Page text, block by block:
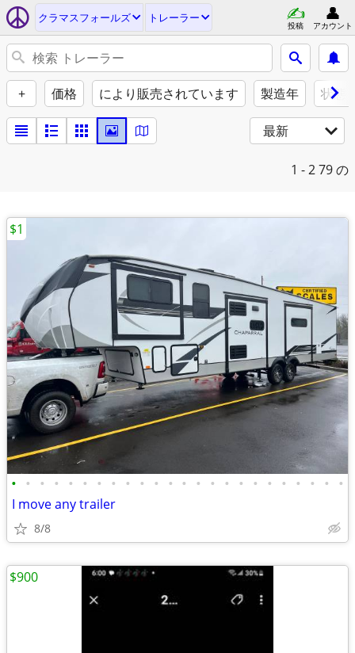
クラマスフォールズ トレーラー
投稿 アカウント
+ 価格 により販売されています 製造年 状態
最新
1 - 279 の
• • • • • • • • • • • • • • • • • • • • • • • •
I move any trailer
8/8
$1
$900